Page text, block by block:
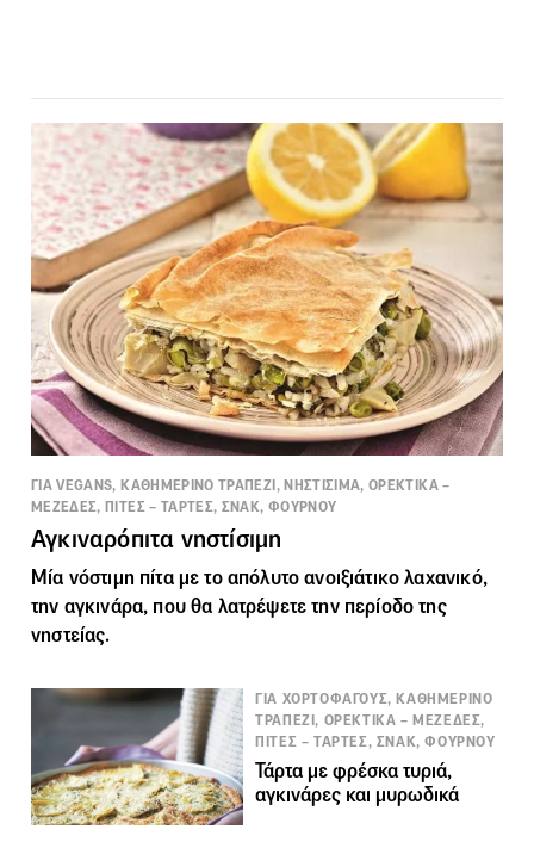
ΓΙΑ VEGANS, ΚΑΘΗΜΕΡΙΝΟ ΤΡΑΠΕΖΙ, ΝΗΣΤΙΣΙΜΑ, ΟΡΕΚΤΙΚΑ –
ΜΕΖΕΔΕΣ, ΠΙΤΕΣ – ΤΑΡΤΕΣ, ΣΝΑΚ, ΦΟΥΡΝΟΥ
Αγκιναρόπιτα νηστίσιμη
Μία νόστιμη πίτα με το απόλυτο ανοιξιάτικο λαχανικό,
την αγκινάρα, που θα λατρέψετετην περίοδο της
νηστείας.
ΓΙΑ ΧΟΡΤΟΦΑΓΟΥΣ, ΚΑΘΗΜΕΡΙΝΟ
ΤΡΑΠΕΖΙ, ΟΡΕΚΤΙΚΑ – ΜΕΖΕΔΕΣ,
ΠΙΤΕΣ – ΤΑΡΤΕΣ, ΣΝΑΚ, ΦΟΥΡΝΟΥ
Τάρτα με φρέσκα τυριά,
αγκινάρες και μυρωδικά